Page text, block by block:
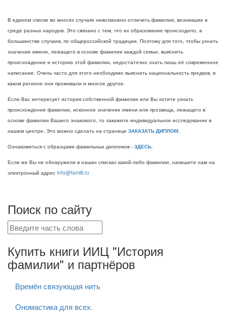
В едином списке во многих случаях невозможно отличить фамилии, возникшие в
среде разных народов. Это связано с тем, что их образование происходило, в
большинстве случаев, по общероссийской традиции. Поэтому для того, чтобы узнать
значение имени, лежащего в основе фамилии каждой семьи, выяснить
происхождение и историю этой фамилии, недостаточно знать лишь её современное
написание. Очень часто для этого необходимо выяснить национальность предков, в
каком регионе они проживали и многое другое.
Если Вас интересует история собственной фамилии или Вы хотите узнать
происхождение фамилии, исконное значение имени или прозвища, лежащего в
основе фамилии Вашего знакомого, то закажите индивидуальное исследование в
нашем центре. Это можно сделать на странице ЗАКАЗАТЬ ДИПЛОМ.
Ознакомиться с образцами фамильных дипломов - ЗДЕСЬ.
Если же Вы не обнаружили в наших списках какой-либо фамилии, напишите нам на
электронный адрес info@familii.ru
Поиск по сайту
Купить книги ИИЦ "История
фамилии" и партнёров
Времён связующая нить
Ономастика для всех.